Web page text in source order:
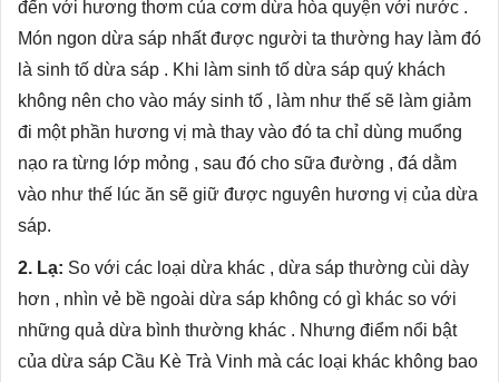
đến với hương thơm của cơm dừa hòa quyện với nước .
Món ngon dừa sáp nhấtđược người ta thường hay làm đó
là sinh tố dừa sáp . Khi làm sinh tố dừa sáp quý khách
không nên cho vào máy sinh tố , làm như thế sẽ làm giảm
đi một phần hương vị mà thay vào đó ta chỉ dùng muổng
nạo ra từng lớp mỏng , sau đó cho sữa đường , đá dằm
vào như thế lúc ăn sẽ giữ được nguyên hương vị của dừa
sáp.
2. Lạ: So với các loại dừa khác , dừa sáp thường cùi dày
hơn , nhìn vẻ bề ngoài dừa sáp không có gì khác so với
những quả dừa bình thường khác . Nhưng điểm nổi bật
của dừa sáp Cầu Kè Trà Vinh mà các loại khác không bao